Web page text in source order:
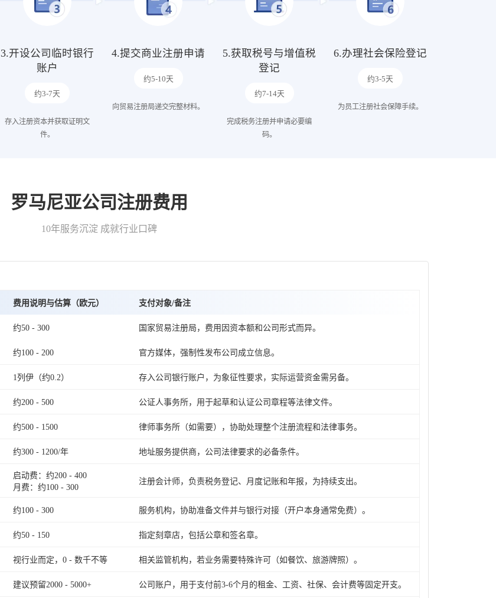
3.开设公司临时银行
账户
约3-7天
存入注册资本并获取证明文
件。
4.提交商业注册申请
约5-10天
向贸易注册局递交完整材料。
5.获取税号与增值税
登记
约7-14天
完成税务注册并申请必要编
码。
6.办理社会保险登记
约3-5天
为员工注册社会保障手续。
罗马尼亚公司注册费用
10年服务沉淀 成就行业口碑
费用说明与估算（欧元） 支付对象/备注
约50 - 300 国家贸易注册局，费用因资本额和公司形式而异。
约100 - 200 官方媒体，强制性发布公司成立信息。
1列伊（约0.2） 存入公司银行账户，为象征性要求，实际运营资金需另备。
约200 - 500 公证人事务所，用于起草和认证公司章程等法律文件。
约500 - 1500 律师事务所（如需要），协助处理整个注册流程和法律事务。
约300 - 1200/年 地址服务提供商，公司法律要求的必备条件。
启动费：约200 - 400
月费：约100 - 300
注册会计师，负责税务登记、月度记账和年报，为持续支出。
约100 - 300 服务机构，协助准备文件并与银行对接（开户本身通常免费）。
约50 - 150 指定刻章店，包括公章和签名章。
视行业而定，0 - 数千不等 相关监管机构，若业务需要特殊许可（如餐饮、旅游牌照）。
建议预留2000 - 5000+ 公司账户，用于支付前3-6个月的租金、工资、社保、会计费等固定开支。